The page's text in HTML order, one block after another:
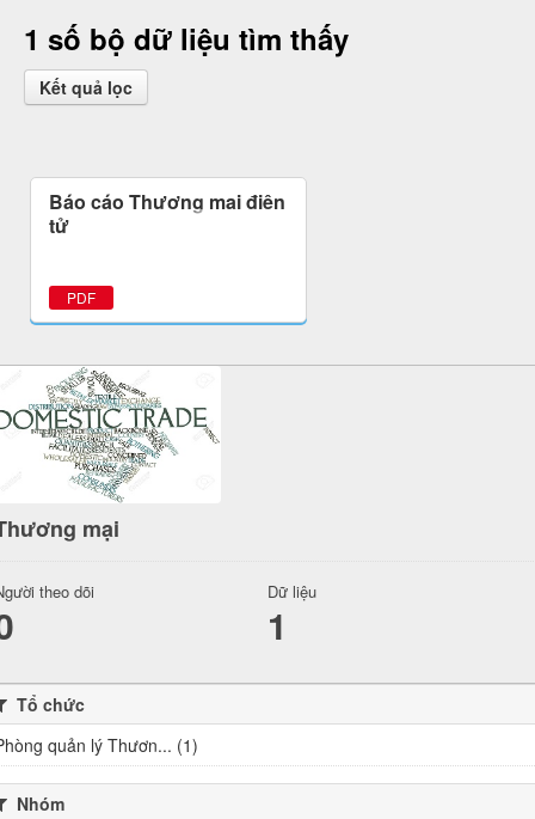
1 số bộ dữ liệu tìm thấy
Kết quả lọc
Báo cáo Thương mại điện
tử
PDF
mại
theo dõi Dữ liệu
1
Tổ chức
quản lý Thươn... (1)
Nhóm